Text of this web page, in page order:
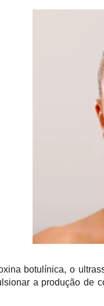
botulínica, o
a produção de